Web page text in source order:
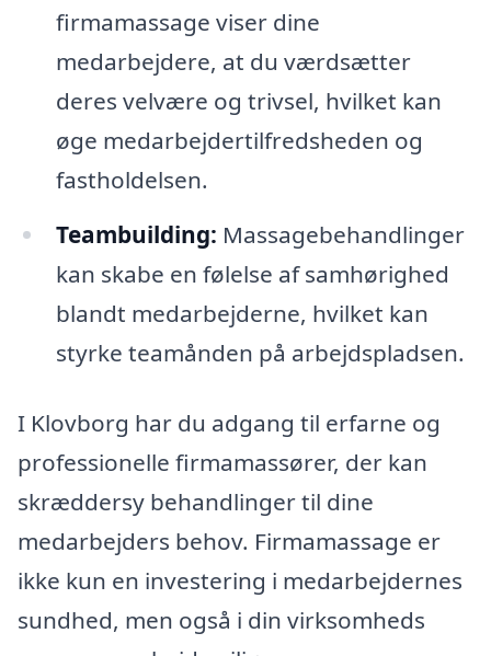
firmamassage viser dine
medarbejdere, at du værdsætter
deres velvære og trivsel, hvilket kan
øge medarbejdertilfredsheden og
fastholdelsen.
Teambuilding: Massagebehandlinger
kan skabe en følelse af samhørighed
blandt medarbejderne, hvilket kan
styrke teamånden på arbejdspladsen.
I Klovborg har du adgang til erfarne og
professionelle firmamassører, der kan
skræddersy behandlinger til dine
medarbejders behov. Firmamassage er
ikke kun en investering i medarbejdernes
sundhed, men også i din virksomheds